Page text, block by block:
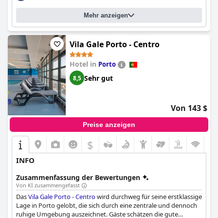
vomSheraton Porto Hotel & Spaals luxuriöses und
unvergessliches Reiseziel.Mehr anzeigen
Vila Gale Porto - Centro
Hotel in Porto
8,5 Sehr gut
Von 143 $
Preise anzeigen
$
INFO
Zusammenfassung der Bewertungen
Von KI zusammengefasst
DasVila Gale Porto - Centrowird durchweg für seine erstklassige
Lage in Porto gelobt, die sich durch eine zentrale und dennoch
ruhige Umgebung auszeichnet. Gäste schätzen die gute